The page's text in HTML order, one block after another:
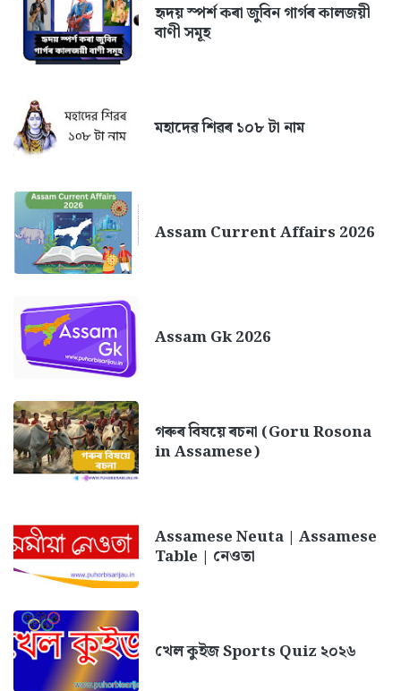
হৃদয় স্পৰ্শ কৰা জুবিন গাৰ্গৰ কালজয়ী
বাণী সমূহ
মহাদেৱ শিৱৰ ১০৮ টা নাম
Assam Current Affairs 2026
Assam Gk 2026
গৰুৰ বিষয়ে ৰচনা (Goru Rosona
in Assamese)
Assamese Neuta | Assamese
Table | নেওতা
খেল কুইজ Sports Quiz ২০২৬